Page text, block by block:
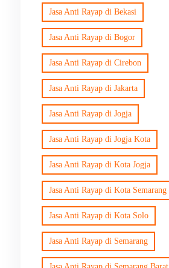
Jasa Anti Rayap di Bekasi
Jasa Anti Rayap di Bogor
Jasa Anti Rayap di Cirebon
Jasa Anti Rayap di Jakarta
Jasa Anti Rayap di Jogja
Jasa Anti Rayap di Jogja Kota
Jasa Anti Rayap di Kota Jogja
Jasa Anti Rayap di Kota Semarang
Jasa Anti Rayap di Kota Solo
Jasa Anti Rayap di Semarang